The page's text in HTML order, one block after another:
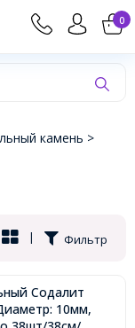
0
×
камень >
Фильтр
|
Содалит
10мм,